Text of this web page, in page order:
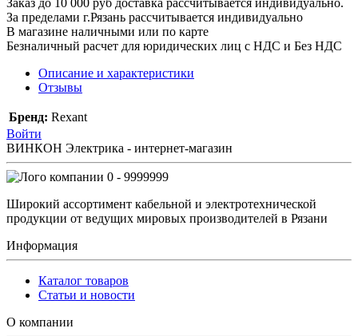
За пределами г.Рязань рассчитывается индивидуально
В магазине наличными или по карте
Безналичный расчет для юридических лиц с НДС и Без НДС
Описание и характеристики
Отзывы
Бренд: Rexant
Войти
ВИНКОН Электрика - интернет-магазин
0 - 9999999
Широкий ассортимент кабельной и электротехнической
продукции от ведущих мировых производителей в Рязани
Информация
Каталог товаров
Статьи и новости
О компании